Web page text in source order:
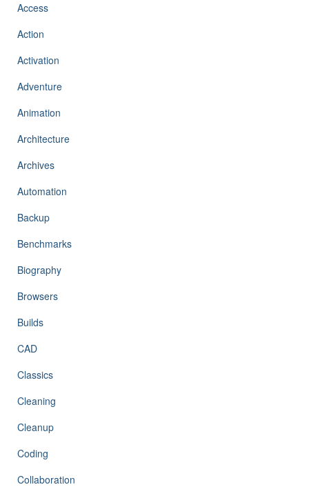
Access
Action
Activation
Adventure
Animation
Architecture
Archives
Automation
Backup
Benchmarks
Biography
Browsers
Builds
CAD
Classics
Cleaning
Cleanup
Coding
Collaboration